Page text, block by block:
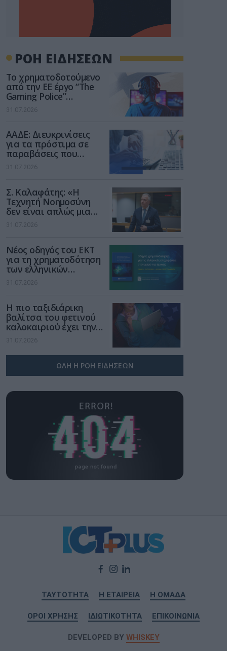
ΡΟΗ ΕΙΔΗΣΕΩΝ
Το χρηματοδοτούμενο
από την ΕΕ έργο “The
Gaming Police”
ενισχύει την ασφάλεια
των παιδιών στο
31.07.2026
ΑΑΔΕ: Διευκρινίσεις
για τα πρόστιμα σε
παραβάσεις που
αφορούν τους ΦΗΜ
31.07.2026
Σ. Καλαφάτης: «Η
Τεχνητή Νοημοσύνη
δεν είναι απλώς μια
νέα τεχνολογία, είναι
μια νέα βιομηχανική
31.07.2026
Νέος οδηγός του ΕΚΤ
για τη χρηματοδότηση
των ελληνικών
επιχειρήσεων στον
χώρο της άμυνας
31.07.2026
Η πιο ταξιδιάρικη
βαλίτσα του φετινού
καλοκαιριού έχει την
υπογραφή της Xiaomi
31.07.2026
ΟΛΗ Η ΡΟΗ ΕΙΔΗΣΕΩΝ
ΤΑΥΤΟΤΗΤΑ Η ΕΤΑΙΡΕΙΑ Η ΟΜΑΔΑ
ΟΡΟΙ ΧΡΗΣΗΣ ΙΔΙΩΤΙΚΟΤΗΤΑ ΕΠΙΚΟΙΝΩΝΙΑ
DEVELOPED BY WHISKEY